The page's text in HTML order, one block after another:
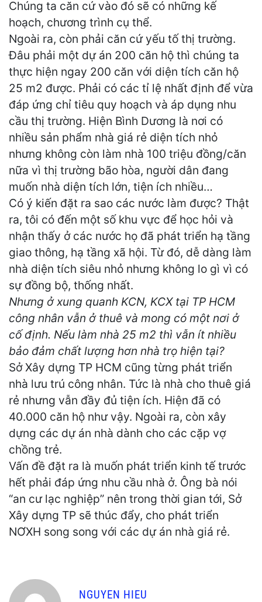
Chúng ta căn cứ vào đó sẽ có những kế
hoạch, chương trình cụ thể.
Ngoài ra, còn phải căn cứ yếu tố thị trường.
Đâu phải một dự án 200 căn hộ thì chúng ta
thực hiện ngay 200 căn với diện tích căn hộ
25 m2 được. Phải có các tỉ lệ nhất định để vừa
đáp ứng chỉ tiêu quy hoạch và áp dụng nhu
cầu thị trường. Hiện Bình Dương là nơi có
nhiều sản phẩm nhà giá rẻ diện tích nhỏ
nhưng không còn làm nhà 100 triệu đồng/căn
nữa vì thị trường bão hòa, người dân đang
muốn nhà diện tích lớn, tiện ích nhiều…
Có ý kiến đặt ra sao các nước làm được? Thật
ra, tôi có đến một số khu vực để học hỏi và
nhận thấy ở các nước họ đã phát triển hạ tầng
giao thông, hạ tầng xã hội. Từ đó, dễ dàng làm
nhà diện tích siêu nhỏ nhưng không lo gì vì có
sự đồng bộ, thống nhất.
Nhưng ở xung quanh KCN, KCX tại TP HCM
công nhân vẫn ở thuê và mong có một nơi ở
cố định. Nếu làm nhà 25 m2 thì vẫn ít nhiều
bảo đảm chất lượng hơn nhà trọ hiện tại?
Sở Xây dựng TP HCM cũng từng phát triển
nhà lưu trú công nhân. Tức là nhà cho thuê giá
rẻ nhưng vẫn đầy đủ tiện ích. Hiện đã có
40.000 căn hộ như vậy. Ngoài ra, còn xây
dựng các dự án nhà dành cho các cặp vợ
chồng trẻ.
Vấn đề đặt ra là muốn phát triển kinh tế trước
hết phải đáp ứng nhu cầu nhà ở. Ông bà nói
“an cư lạc nghiệp” nên trong thời gian tới, Sở
Xây dựng TP sẽ thúc đẩy, cho phát triển
NƠXH song song với các dự án nhà giá rẻ.
NGUYEN HIEU